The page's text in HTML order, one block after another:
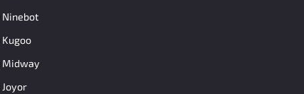
Ninebot
Kugoo
Midway
Joyor